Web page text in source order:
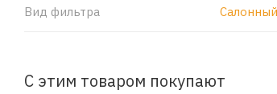
Вид фильтра
С этим товаром покупают